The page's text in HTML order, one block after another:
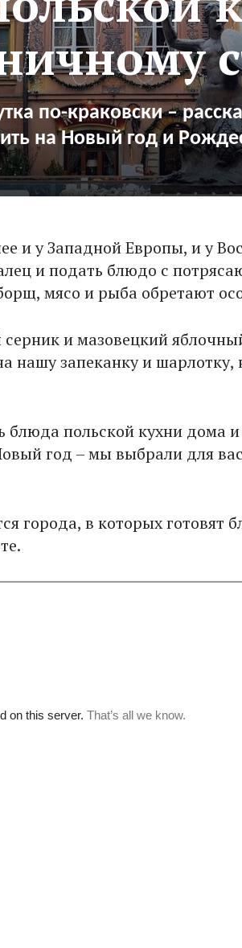
по-краковски –
на Новый год и
и у Западной Европы, и у
и подать блюдо с
мясо и рыба обретают
и мазовецкий
нашу запеканку и шарлотку,
блюда польской кухни дома
год – мы выбрали для
города, в которых готовят